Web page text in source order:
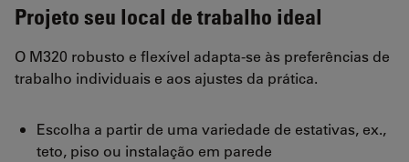
Projeto seu local de trabalho ideal
O M320 robusto e flexível adapta-se às preferências de
trabalho individuais e aos ajustes da prática.
Escolha a partir de uma variedade de estativas, ex.,
teto, piso ou instalação em parede